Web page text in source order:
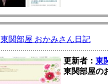
東関部屋 おかみさん日記
更新者： 東
東関部屋の